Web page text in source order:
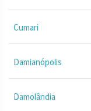
Cumari
Damianópolis
Damolândia